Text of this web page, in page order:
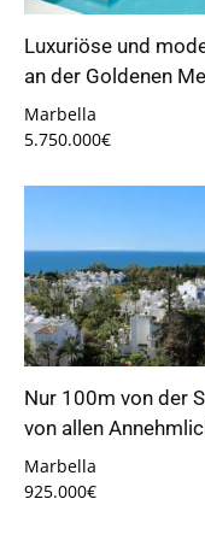
Luxuriöse und
an der Goldenen
Marbella
5.750.000€
Nur 100m von der
von allen
Marbella
925.000€